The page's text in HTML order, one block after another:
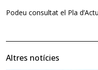
Podeu consultat el Pla
Altres notícies